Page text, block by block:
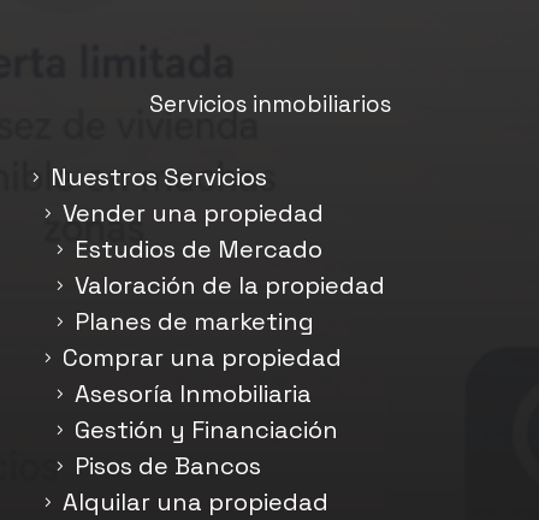
Servicios inmobiliarios
Nuestros Servicios
Vender una propiedad
Estudios de Mercado
Valoración de la propiedad
Planes de marketing
Comprar una propiedad
Asesoría Inmobiliaria
Gestión y Financiación
Pisos de Bancos
Alquilar una propiedad